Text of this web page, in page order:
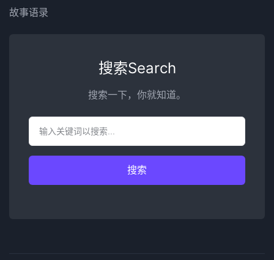
故事语录
搜索Search
搜索一下，你就知道。
搜索